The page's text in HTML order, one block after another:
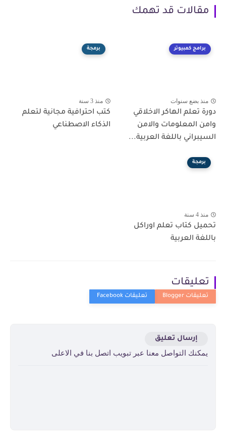
مقالات قد تهمك
برامج كمبيوتر
منذ بضع سنوات
دورة تعلم الهاكر الاخلاقي
وامن المعلومات والامن
السيبراني باللغة العربية...
برمجة
منذ 3 سنة
كتب احترافية مجانية لتعلم
الذكاء الاصطناعي
برمجة
منذ 4 سنة
تحميل كتاب تعلم اوراكل
باللغة العربية
تعليقات
إرسال تعليق
يمكنك التواصل معنا عبر تبويب اتصل بنا في الاعلى